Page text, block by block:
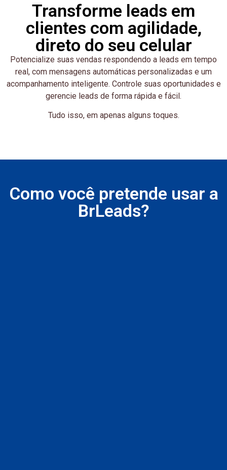
Transforme leads em
clientes com agilidade,
direto do seu celular
Potencialize suas vendas respondendo a leads em tempo
real, com mensagens automáticas personalizadas e um
acompanhamento inteligente. Controle suas oportunidades e
gerencie leads de forma rápida e fácil.
Tudo isso, em apenas alguns toques.
Como você pretende usar a
BrLeads?